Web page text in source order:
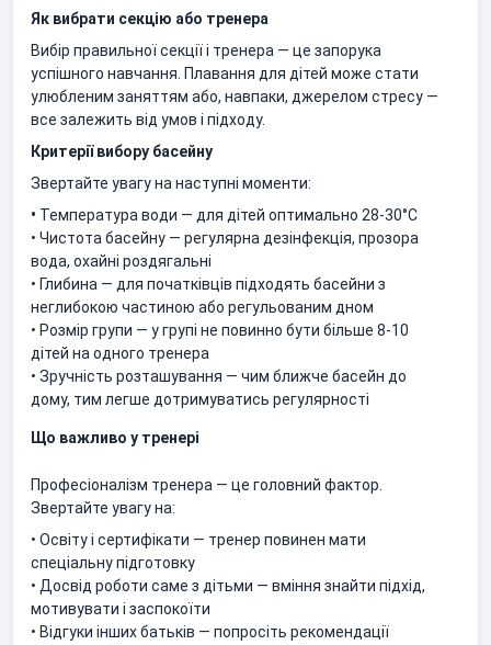
Як вибрати секцію або тренера
Вибір правильної секції і тренера — це запорука
успішного навчання. Плавання для дітей може стати
улюбленим заняттям або, навпаки, джерелом стресу —
все залежить від умов і підходу.
Критерії вибору басейну
Звертайте увагу на наступні моменти:
• Температура води — для дітей оптимально 28-30°C
• Чистота басейну — регулярна дезінфекція, прозора
вода, охайні роздягальні
• Глибина — для початківців підходять басейни з
неглибокою частиною або регульованим дном
• Розмір групи — у групі не повинно бути більше 8-10
дітей на одного тренера
• Зручність розташування — чим ближче басейн до
дому, тим легше дотримуватись регулярності
Що важливо у тренері
Професіоналізм тренера — це головний фактор.
Звертайте увагу на:
• Освіту і сертифікати — тренер повинен мати
спеціальну підготовку
• Досвід роботи саме з дітьми — вміння знайти підхід,
мотивувати і заспокоїти
• Відгуки інших батьків — попросіть рекомендації